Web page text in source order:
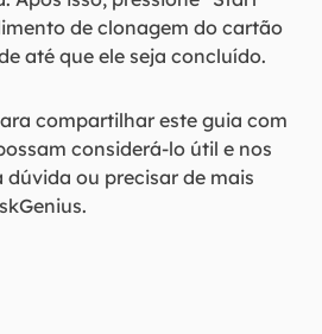
de clonagem do cartão
até que ele seja concluído.
compartilhar este guia com
considerá-lo útil e nos
dúvida ou precisar de mais